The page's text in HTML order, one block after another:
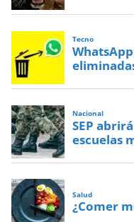
Tecno
Nacional
SEP
escuelas
Salud
¿Comer